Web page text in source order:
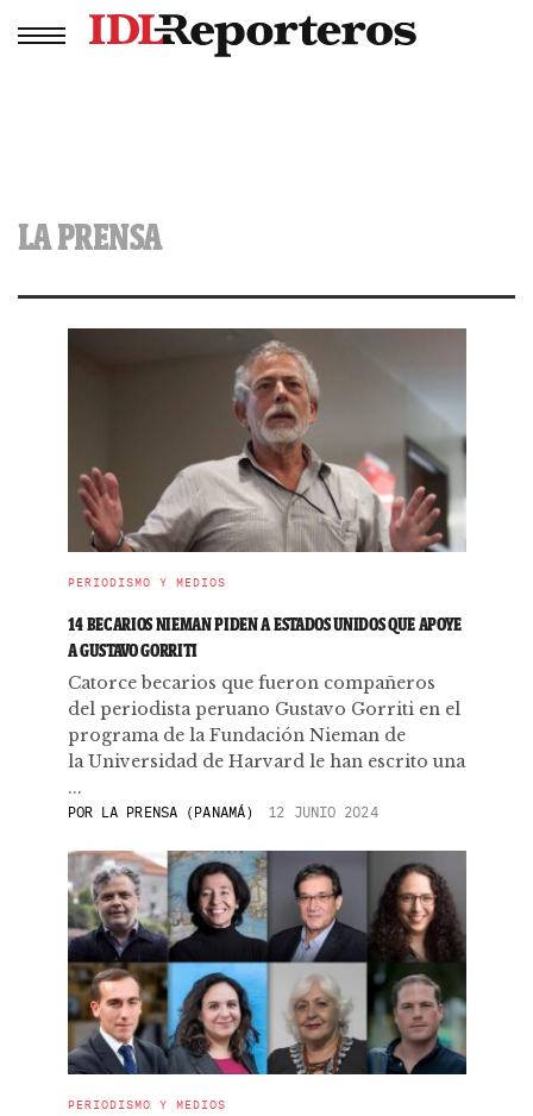
LA PRENSA
PERIODISMO Y MEDIOS
14 BECARIOS NIEMAN PIDEN A ESTADOS UNIDOS QUE APOYE
A GUSTAVO GORRITI
Catorce becarios que fueron compañeros
del periodista peruano Gustavo Gorriti en el
programa de la Fundación Nieman de
la Universidad de Harvard le han escrito una
...
PORLA PRENSA (PANAMÁ) 12 JUNIO 2024
PERIODISMO Y MEDIOS